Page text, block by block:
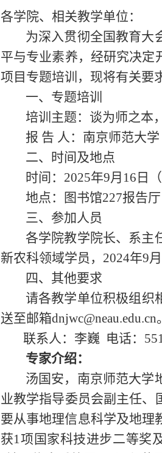
各学院、相关教学单位：
为深入贯彻全国教育大
平与专业素养，经研究决定
项目专题培训，现将有关要
一、专题培训
培训主题：谈为师之本
报 告 人：南京师范大学
二、时间及地点
时间：2025年9月16日
地点：图书馆227报告厅
三、参加人员
各学院教学院长、系主
新农科领域学员，2024年9
四、其他要求
请各教学单位积极组织
送至邮箱dnjwc@neau.edu.cn。
联系人：李巍 电话：
专家介绍：
汤国安，南京师范大学
业教学指导委员会副主任、
要从事地理信息科学及地理
获1项国家科技进步二等奖